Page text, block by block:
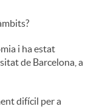
i ha estat
de Barcelona, a
difícil per a